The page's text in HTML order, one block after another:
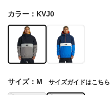
カラー：KVJ0
サイズ：M サイズガイドはこちら